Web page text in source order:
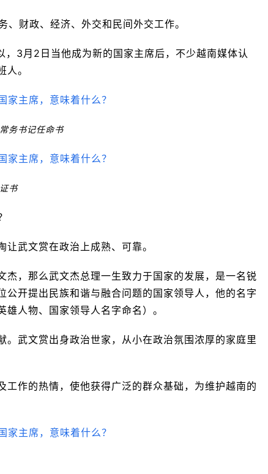
财政、经济、外交和民间外交工作。
3月2日当他成为新的国家主席后，不少越南媒体认
。
务书记任命书
书
武文赏在政治上成熟、可靠。
，那么武文杰总理一生致力于国家的发展，是一名锐
开提出民族和谐与融合问题的国家领导人，他的名字
人物、国家领导人名字命名）。
武文赏出身政治世家，从小在政治氛围浓厚的家庭里
作的热情，使他获得广泛的群众基础，为维护越南的